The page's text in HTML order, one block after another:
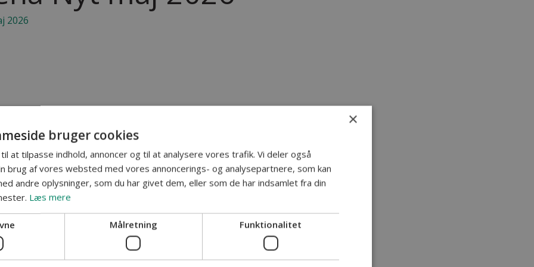
2026
×
bruger cookies
at tilpasse indhold, annoncer og til at analysere vores trafik. Vi deler også
brug af vores websted med vores annoncerings- og analysepartnere, som kan
andre oplysninger, som du har givet dem, eller som de har indsamlet fra din
Læs mere
Målretning Funktionalitet